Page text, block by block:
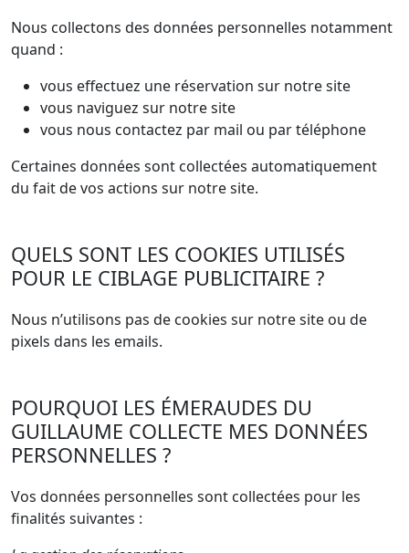
Nous collectons des données personnelles notamment
quand :
vous effectuez une réservation sur notre site
vous naviguez sur notre site
vous nous contactez par mail ou par téléphone
Certaines données sont collectées automatiquement
du fait de vos actions sur notre site.
QUELS SONT LES COOKIES UTILISÉS
POUR LE CIBLAGE PUBLICITAIRE ?
Nous n’utilisons pas de cookies sur notre site ou de
pixels dans les emails.
POURQUOI LES ÉMERAUDES DU
GUILLAUME COLLECTE MES DONNÉES
PERSONNELLES ?
Vos données personnelles sont collectées pour les
finalités suivantes :